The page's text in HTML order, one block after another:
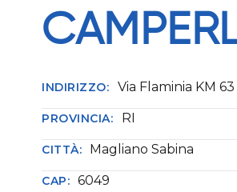
INDIRIZZO: Via Flaminia KM 63
PROVINCIA: RI
CITTÀ: Magliano Sabina
CAP: 6049